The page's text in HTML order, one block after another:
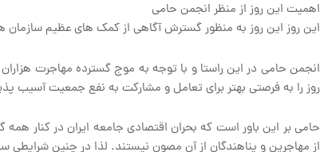
اهمیت این روز از منظر انجمن حامی
این روز این روز به منظور گسترش آگاهی از کمک های عظیم
انجمن حامی در این راستا و با توجه به موج گسترده مهاجرت
روز را به فرصتی بهتر برای تعامل و مشارکت به نفع جمعیت آسیب
حامی بر این باور است که بحران اقتصادی جامعه ایران در کنار
از مهاجرین و پناهندگان از آن مصون نیستند. لذا در چنین